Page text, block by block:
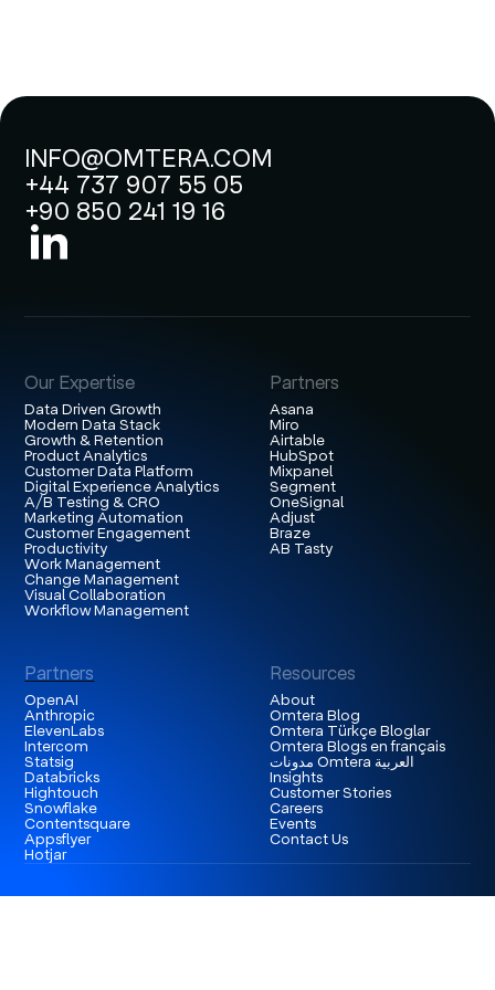
INFO@OMTERA.COM
+44 737 907 55 05
+90 850 241 19 16
Our Expertise
Data Driven Growth
Modern Data Stack
Growth & Retention
Product Analytics
Customer Data Platform
Digital Experience Analytics
A/B Testing & CRO
Marketing Automation
Customer Engagement
Productivity
Work Management
Change Management
Visual Collaboration
Workflow Management
Partners
Asana
Miro
Airtable
HubSpot
Mixpanel
Segment
OneSignal
Adjust
Braze
AB Tasty
Partners
OpenAI
Anthropic
ElevenLabs
Intercom
Statsig
Databricks
Hightouch
Snowflake
Contentsquare
Appsflyer
Hotjar
Resources
About
Omtera Blog
Omtera Türkçe Bloglar
Omtera Blogs en français
مدونات Omtera العربية
Insights
Customer Stories
Careers
Events
Contact Us